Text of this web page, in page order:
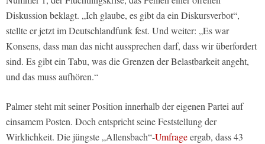
Diskussion beklagt. „Ich glaube, es gibt da ein Diskursverbot“,
stellte er jetzt im Deutschlandfunk fest. Und weiter: „Es war
Konsens, dass man das nicht aussprechen darf, dass wir überfordert
sind. Es gibt ein Tabu, was die Grenzen der Belastbarkeit angeht,
und das muss aufhören.“
Palmer steht mit seiner Position innerhalb der eigenen Partei auf
einsamem Posten. Doch entspricht seine Feststellung der
Wirklichkeit. Die jüngste „Allensbach“-Umfrageergab, dass 43